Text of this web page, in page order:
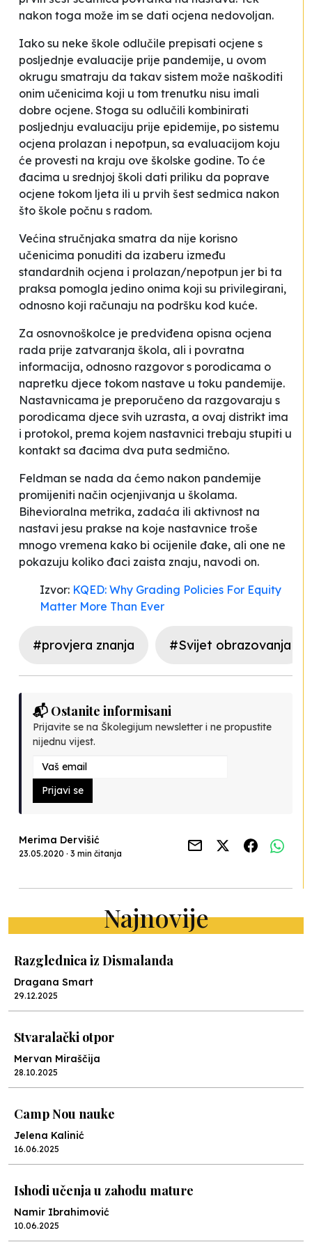
nakon toga može im se dati ocjena nedovoljan.
Iako su neke škole odlučile prepisati ocjene s
posljednje evaluacije prije pandemije, u ovom
okrugu smatraju da takav sistem može naškoditi
onim učenicima koji u tom trenutku nisu imali
dobre ocjene. Stoga su odlučili kombinirati
posljednju evaluaciju prije epidemije, po sistemu
ocjena prolazan i nepotpun, sa evaluacijom koju
će provesti na kraju ove školske godine. To će
đacima u srednjoj školi dati priliku da poprave
ocjene tokom ljeta ili u prvih šest sedmica nakon
što škole počnu s radom.
Većina stručnjaka smatra da nije korisno
učenicima ponuditi da izaberu između
standardnih ocjena i prolazan/nepotpun jer bi ta
praksa pomogla jedino onima koji su privilegirani,
odnosno koji računaju na podršku kod kuće.
Za osnovnoškolce je predviđena opisna ocjena
rada prije zatvaranja škola, ali i povratna
informacija, odnosno razgovor s porodicama o
napretku djece tokom nastave u toku pandemije.
Nastavnicama je preporučeno da razgovaraju s
porodicama djece svih uzrasta, a ovaj distrikt ima
i protokol, prema kojem nastavnici trebaju stupiti u
kontakt sa đacima dva puta sedmično.
Feldman se nada da ćemo nakon pandemije
promijeniti način ocjenjivanja u školama.
Bihevioralna metrika, zadaća ili aktivnost na
nastavi jesu prakse na koje nastavnice troše
mnogo vremena kako bi ocijenile đake, ali one ne
pokazuju koliko đaci zaista znaju, navodi on.
Izvor: KQED: Why Grading Policies For Equity
Matter More Than Ever
#provjera znanja #Svijet obrazovanja
📬 Ostanite informisani
Prijavite se na Školegijum newsletter i ne propustite
nijednu vijest.
Prijavi se
Merima Dervišić
23.05.2020 · 3 min čitanja
Najnovije
Razglednica iz Dismalanda
Dragana Smart
29.12.2025
Stvaralački otpor
Mervan Miraščija
28.10.2025
Camp Nou nauke
Jelena Kalinić
16.06.2025
Ishodi učenja u zahodu mature
Namir Ibrahimović
10.06.2025